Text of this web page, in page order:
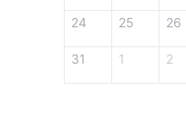
24 25 26
31 1 2